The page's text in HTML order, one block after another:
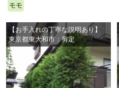
モモ
【お手入れの丁寧な説明あり】
東京都東大和市：剪定